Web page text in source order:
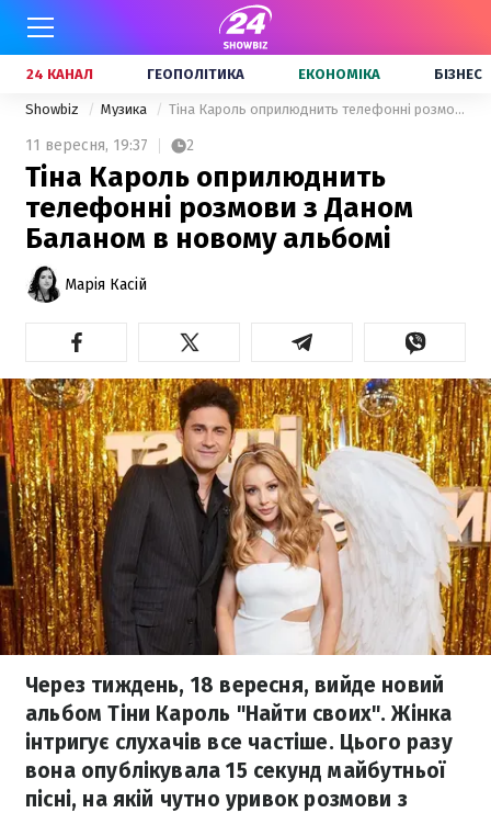
24 КАНАЛ ГЕОПОЛІТИКА ЕКОНОМІКА БІЗНЕС
Showbiz Музика Тіна Кароль оприлюднить телефонні розмови з Даном Баланом в новому альбомі
11 вересня, 19:37 2
Тіна Кароль оприлюднить
телефонні розмови з Даном
Баланом в новому альбомі
Марія Касій
Через тиждень, 18 вересня, вийде новий
альбом Тіни Кароль "Найти своих". Жінка
інтригує слухачів все частіше. Цього разу
вона опублікувала 15 секунд майбутньої
пісні, на якій чутно уривок розмови з